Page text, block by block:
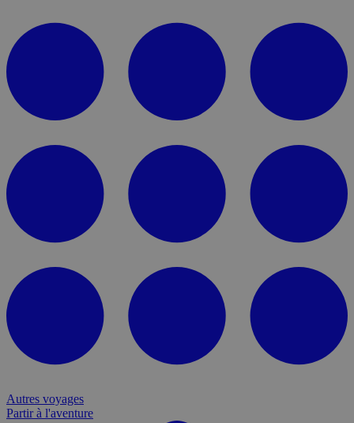
Autres voyages
Partir à l'aventure